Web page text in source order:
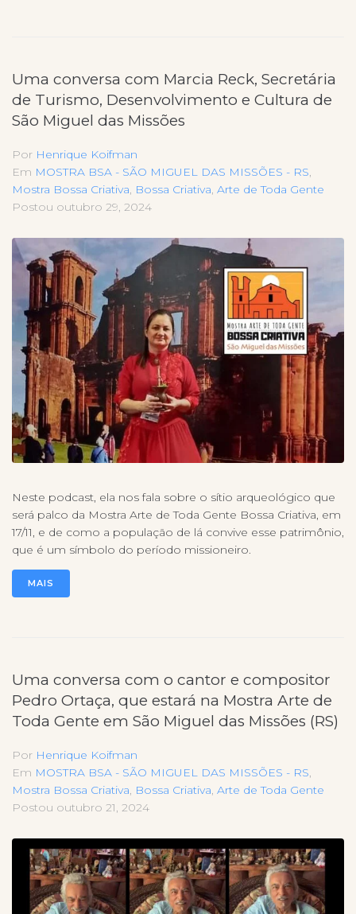
Uma conversa com Marcia Reck, Secretária
de Turismo, Desenvolvimento e Cultura de
São Miguel das Missões
Por Henrique Koifman
Em MOSTRA BSA - SÃO MIGUEL DAS MISSÕES - RS,
Mostra Bossa Criativa, Bossa Criativa, Arte de Toda Gente
Postou outubro 29, 2024
Neste podcast, ela nos fala sobre o sítio arqueológico que
será palco da Mostra Arte de Toda Gente Bossa Criativa, em
17/11, e de como a população de lá convive esse patrimônio,
que é um símbolo do período missioneiro.
MAIS
Uma conversa com o cantor e compositor
Pedro Ortaça, que estará na Mostra Arte de
Toda Gente em São Miguel das Missões (RS)
Por Henrique Koifman
Em MOSTRA BSA - SÃO MIGUEL DAS MISSÕES - RS,
Mostra Bossa Criativa, Bossa Criativa, Arte de Toda Gente
Postou outubro 21, 2024